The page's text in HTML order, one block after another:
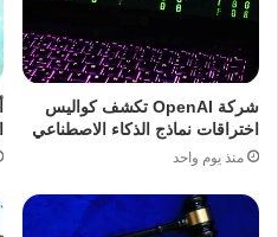
شركة OpenAI تكشف كواليس
اختراقات نماذج الذكاء الاصطناعي
منذ يوم واحد